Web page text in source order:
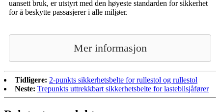
uansett bruk, er utstyrt med den høyeste standarden for sikkerhet
for å beskytte passasjerer i alle miljøer.
Mer informasjon
Tidligere: 2-punkts sikkerhetsbelte for rullestol og rullestol
Neste: Trepunkts uttrekkbart sikkerhetsbelte for lastebilsjåfører